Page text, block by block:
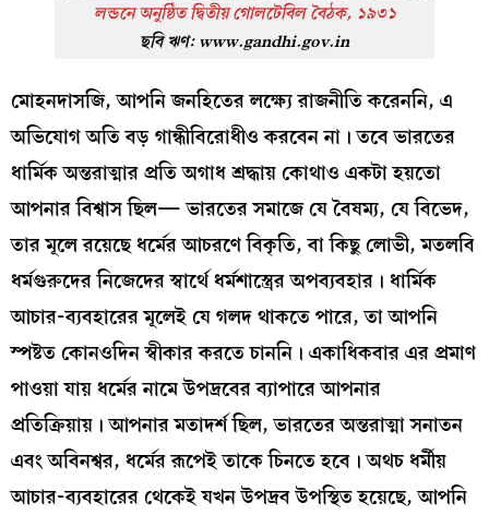
লন্ডনে অনুষ্ঠিত দ্বিতীয় গোলটেবিল বৈঠক, ১৯৩১
ছবি ঋণ:www.gandhi.gov.in
মোহনদাসজি, আপনি জনহিতের লক্ষ্যে রাজনীতি করেননি, এ
অভিযোগ অতি বড় গান্ধীবিরোধীও করবেন না। তবে ভারতের
ধার্মিক অন্তরাত্মার প্রতি অগাধ শ্রদ্ধায় কোথাও একটা হয়তো
আপনার বিশ্বাস ছিল— ভারতের সমাজে যে বৈষম্য, যে বিভেদ,
তার মূলে রয়েছে ধর্মের আচরণে বিকৃতি, বা কিছু লোভী, মতলবি
ধর্মগুরুদের নিজেদের স্বার্থে ধর্মশাস্ত্রের অপব্যবহার। ধার্মিক
আচার-ব্যবহারের মূলেই যে গলদ থাকতে পারে, তা আপনি
স্পষ্টত কোনওদিন স্বীকার করতে চাননি। একাধিকবার এর প্রমাণ
পাওয়া যায় ধর্মের নামে উপদ্রবের ব্যাপারে আপনার
প্রতিক্রিয়ায়। আপনার মতাদর্শ ছিল, ভারতের অন্তরাত্মা সনাতন
এবং অবিনশ্বর, ধর্মের রূপেই তাকে চিনতে হবে। অথচ ধর্মীয়
আচার-ব্যবহারের থেকেই যখন উপদ্রব উপস্থিত হয়েছে, আপনি